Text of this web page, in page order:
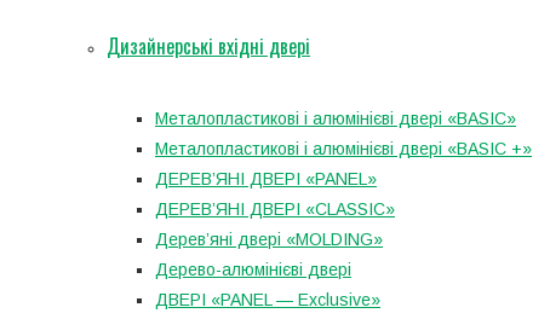
Дизайнерські вхідні двері
Металопластикові і алюмінієві двері «BASIC»
Металопластикові і алюмінієві двері «BASIC +»
ДЕРЕВ’ЯНІ ДВЕРІ «PANEL»
ДЕРЕВ’ЯНІ ДВЕРІ «CLASSIC»
Дерев’яні двері «MOLDING»
Дерево-алюмінієві двері
ДВЕРІ «PANEL — Exclusive»